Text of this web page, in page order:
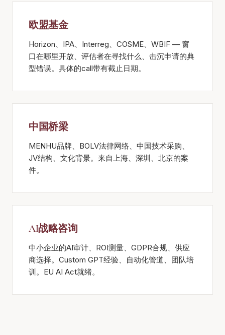
欧盟基金
Horizon、IPA、Interreg、COSME、WBIF — 窗
口在哪里开放、评估者在寻找什么、击沉申请的典
型错误。具体的call带有截止日期。
中国桥梁
MENHU品牌、BOLV法律网络、中国技术采购、
JV结构、文化背景。来自上海、深圳、北京的案
件。
AI战略咨询
中小企业的AI审计、ROI测量、GDPR合规、供应
商选择。Custom GPT经验、自动化管道、团队培
训。EU AI Act就绪。